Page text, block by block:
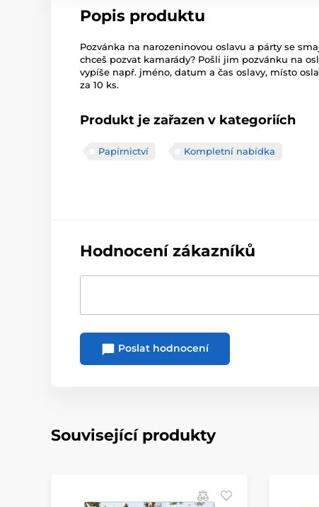
Popis produktu
Pozvánka na narozeninovou oslavu a párty se
chceš pozvat kamarády? Pošli jim pozvánku na
vypíše např. jméno, datum a čas oslavy, místo
za 10 ks.
Produkt je zařazen v kategoriích
Papírnictví Kompletní nabídka
Hodnocení zákazníků
Poslat hodnocení
Související produkty